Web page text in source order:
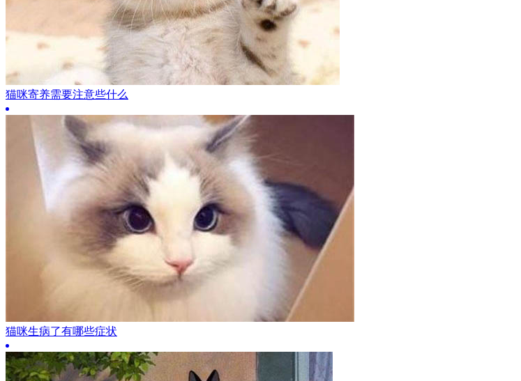
猫咪寄养需要注意些什么
猫咪生病了有哪些症状